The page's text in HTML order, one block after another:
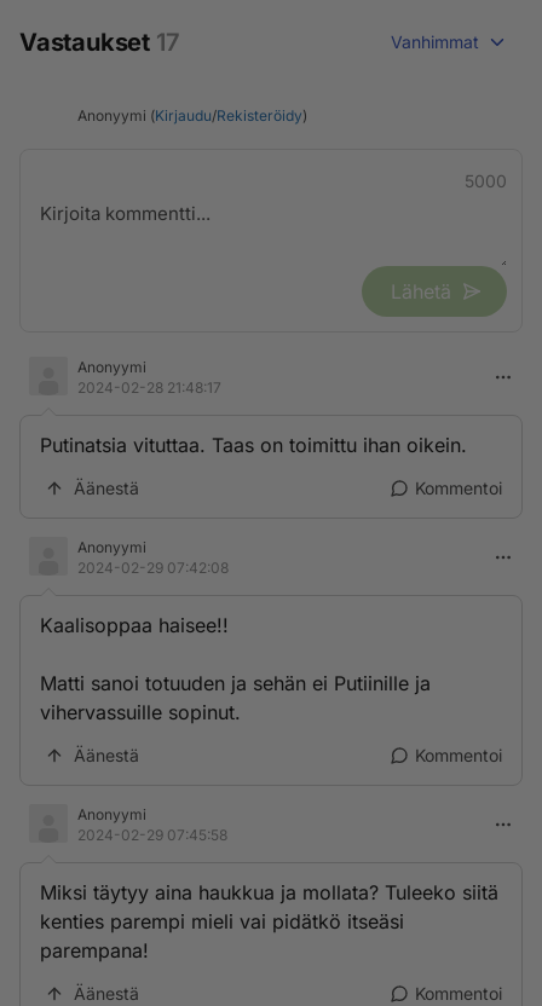
Vastaukset 17 Vanhimmat
Anonyymi (Kirjaudu/Rekisteröidy)
5000
Lähetä
Anonyymi
2024-02-28 21:48:17
Putinatsia vituttaa. Taas on toimittu ihan oikein.
Äänestä Kommentoi
Anonyymi
2024-02-29 07:42:08
Kaalisoppaa haisee!!
Matti sanoi totuuden ja sehän ei Putiinille ja
vihervassuille sopinut.
Äänestä Kommentoi
Anonyymi
2024-02-29 07:45:58
Miksi täytyy aina haukkua ja mollata? Tuleeko siitä
kenties parempi mieli vai pidätkö itseäsi
parempana!
Äänestä Kommentoi